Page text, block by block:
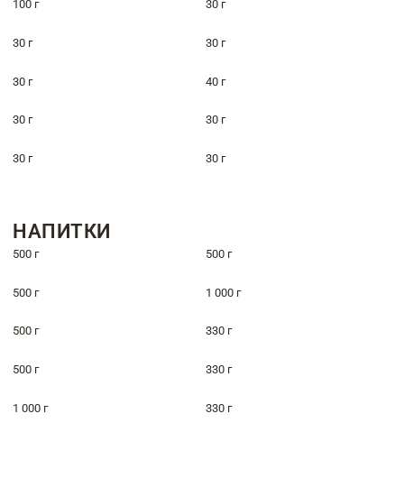
100 г 30 г
30 г 30 г
30 г 40 г
30 г 30 г
30 г 30 г
НАПИТКИ
500 г 500 г
500 г 1 000 г
500 г 330 г
500 г 330 г
1 000 г 330 г